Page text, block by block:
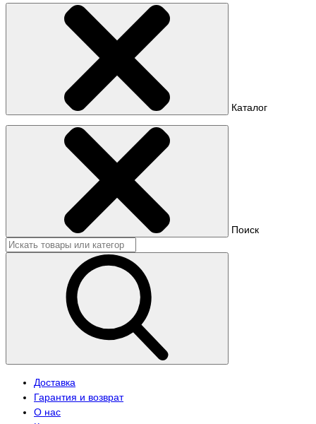
Каталог
Поиск
Доставка
Гарантия и возврат
О нас